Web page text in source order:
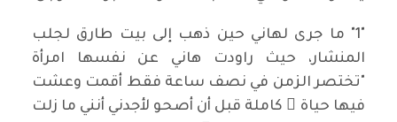
"1" ما جرى لهاني حين ذهب إلى بيت طارق لجلب
المنشار، حيث راودت هاني عن نفسها امرأة
"تختصر الزمن في نصف ساعة فقط أقمت وعشت
فيها حياة ً كاملة قبل أن أصحو لأجدني أنني ما زلت